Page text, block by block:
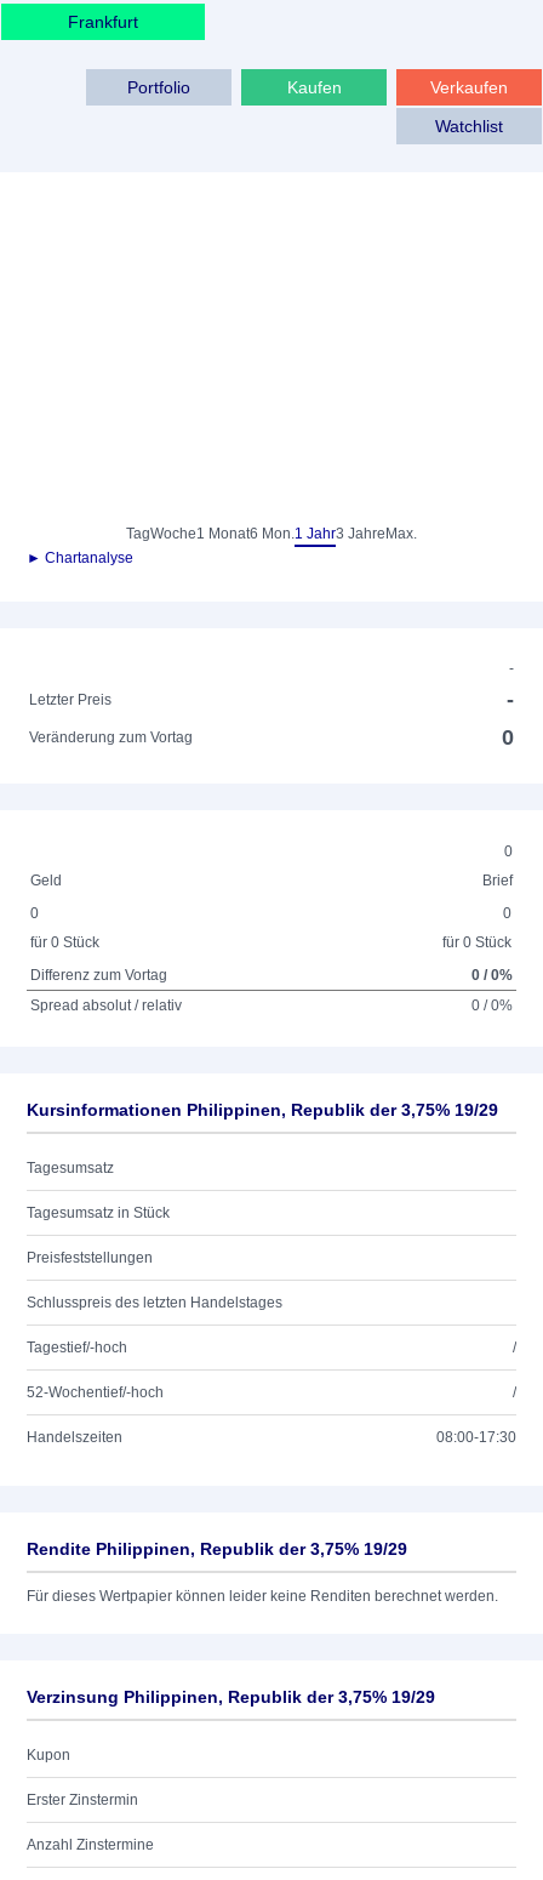
Frankfurt
Verkaufen
Kaufen
Portfolio
Watchlist
TagWoche1 Monat6 Mon.1 Jahr3 Jahre Max.
► Chartanalyse
-
Letzter Preis
-
Veränderung zum Vortag 0
0
Geld
Brief
0
für 0 Stück
0
für 0 Stück
Differenz zum Vortag
0 / 0%
Spread absolut / relativ
0 / 0%
Kursinformationen Philippinen, Republik der 3,75% 19/29
Tagesumsatz
Tagesumsatz in Stück
Preisfeststellungen
Schlusspreis des letzten Handelstages
Tagestief/-hoch /
52-Wochentief/-hoch /
Handelszeiten 08:00-17:30
Rendite Philippinen, Republik der 3,75% 19/29
Für dieses Wertpapier können leider keine Renditen berechnet werden.
Verzinsung Philippinen, Republik der 3,75% 19/29
Kupon
Erster Zinstermin
Anzahl Zinstermine